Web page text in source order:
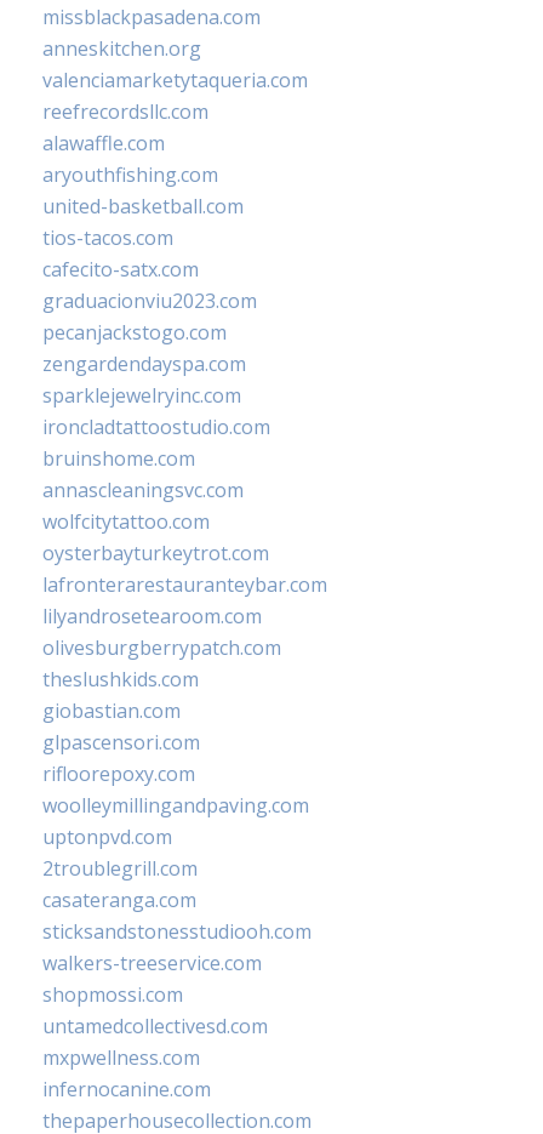
missblackpasadena.com
anneskitchen.org
valenciamarketytaqueria.com
reefrecordsllc.com
alawaffle.com
aryouthfishing.com
united-basketball.com
tios-tacos.com
cafecito-satx.com
graduacionviu2023.com
pecanjackstogo.com
zengardendayspa.com
sparklejewelryinc.com
ironcladtattoostudio.com
bruinshome.com
annascleaningsvc.com
wolfcitytattoo.com
oysterbayturkeytrot.com
lafronterarestauranteybar.com
lilyandrosetearoom.com
olivesburgberrypatch.com
theslushkids.com
giobastian.com
glpascensori.com
rifloorepoxy.com
woolleymillingandpaving.com
uptonpvd.com
2troublegrill.com
casateranga.com
sticksandstonesstudiooh.com
walkers-treeservice.com
shopmossi.com
untamedcollectivesd.com
mxpwellness.com
infernocanine.com
thepaperhousecollection.com